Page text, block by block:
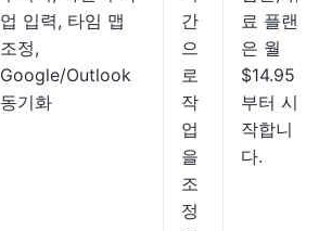
업 입력, 타임 맵
조정,
Google/Outlook
동기화
간
으
로
작
업
을
조
정
료 플랜
은 월
$14.95
부터 시
작합니
다.